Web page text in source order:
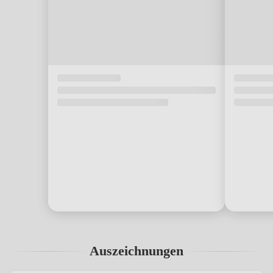
Auszeichnungen